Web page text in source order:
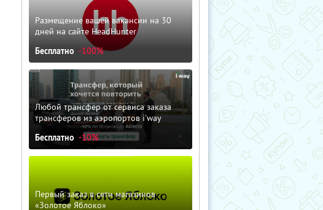
Размещение вашей вакансии на 30
дней на сайте HeadHunter
Бесплатно -100%
Любой трансфер от сервиса заказа
трансферов из аэропортов i'way
Бесплатно -10%
Первый заказ в сети магазинов
«Золотое Яблоко»